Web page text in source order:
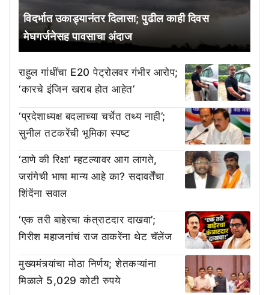
विदर्भात उकाड्यानंतर दिलासा; पुढील काही दिवस
मेघगर्जनेसह पावसाचा अंदाज
राहुल गांधींचा E20 पेट्रोलवर गंभीर आरोप;
‘कारचे इंजिन खराब होत आहेत’
‘प्रदेशाध्यक्ष बदलाच्या चर्चेत तथ्य नाही’;
सुनील तटकरेंची भूमिका स्पष्ट
‘ठाणे की रिक्षा’ म्हटल्यावर आग लागते,
जरांगेची भाषा मान्य आहे का? सदावर्तेंचा
शिंदेंना सवाल
‘एक तरी बाहेरचा कंत्राटदार दाखवा’;
गिरीश महाजनांचं राज ठाकरेंना थेट चॅलेंज
मुख्यमंत्र्यांचा मोठा निर्णय; शेतकऱ्यांना
मिळाले 5,029 कोटी रुपये